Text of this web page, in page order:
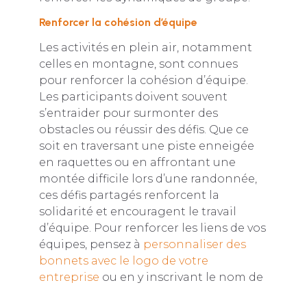
Renforcer la cohésion d’équipe
Les activités en plein air, notamment
celles en montagne, sont connues
pour renforcer la cohésion d’équipe.
Les participants doivent souvent
s’entraider pour surmonter des
obstacles ou réussir des défis. Que ce
soit en traversant une piste enneigée
en raquettes ou en affrontant une
montée difficile lors d’une randonnée,
ces défis partagés renforcent la
solidarité et encouragent le travail
d’équipe. Pour renforcer les liens de vos
équipes, pensez à personnaliser des
bonnets avec le logo de votre
entreprise ou en y inscrivant le nom de